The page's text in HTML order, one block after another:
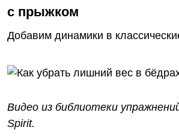
с прыжком
Добавим динамики в
Видео из библиотеки
Spirit.